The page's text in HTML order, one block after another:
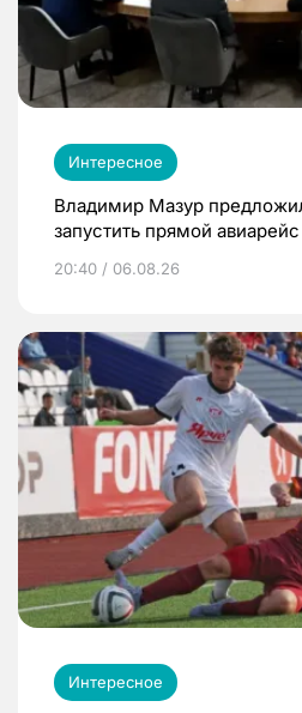
Интересное
Владимир Мазур
запустить прямой
20:40 / 06.08.26
Интересное